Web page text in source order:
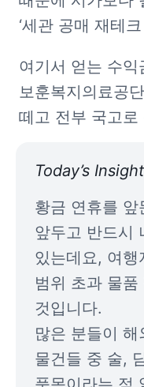
‘세관 공매 재테
여기서 얻는 수익
보훈복지의료공
떼고 전부 국고로
Today’s Insight
황금 연휴를
앞두고 반드시
있는데요, 여행
범위 초과 물품
것입니다.
많은 분들이
물건들 중 술,